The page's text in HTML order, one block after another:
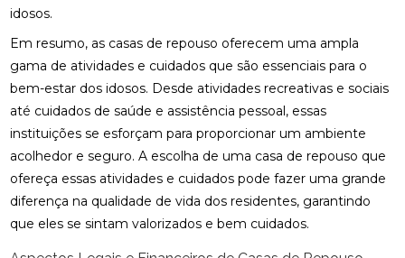
idosos.
Em resumo, as casas de repouso oferecem uma ampla
gama de atividades e cuidados que são essenciais para o
bem-estar dos idosos. Desde atividades recreativas e sociais
até cuidados de saúde e assistência pessoal, essas
instituições se esforçam para proporcionar um ambiente
acolhedor e seguro. A escolha de uma casa de repouso que
ofereça essas atividades e cuidados pode fazer uma grande
diferença na qualidade de vida dos residentes, garantindo
que eles se sintam valorizados e bem cuidados.